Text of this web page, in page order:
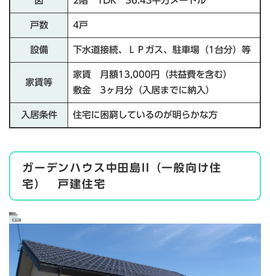
戸数 4戸
設備 下水道接続、ＬＰガス、駐車場（1台分）等
家賃等
家賃 月額13,000円（共益費を含む）
敷金 3ヶ月分（入居までに納入）
入居条件 住宅に困窮しているのが明らかな方
ガーデンハウス中田島II（一般向け住
宅） 戸建住宅